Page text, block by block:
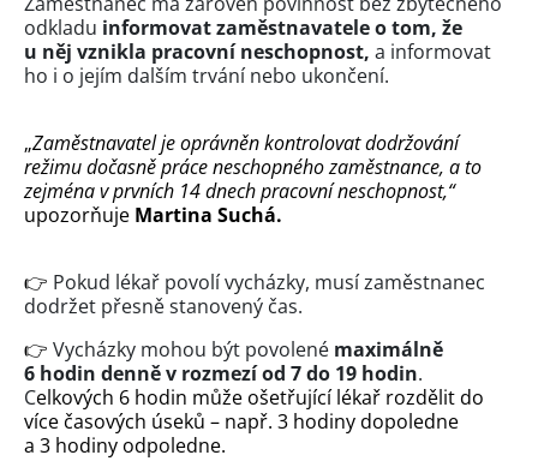
odkladu informovat zaměstnavatele o tom, že
u něj vznikla pracovní neschopnost, a informovat
ho i o jejím dalším trvání nebo ukončení.
„Zaměstnavatel je oprávněn kontrolovat dodržování
režimu dočasně práce neschopného zaměstnance, a to
zejména v prvních 14 dnech pracovní neschopnost,“
upozorňuje Martina Suchá.
👉 Pokud lékař povolí vycházky, musí zaměstnanec
dodržet přesně stanovený čas.
👉 Vycházky mohou být povolené maximálně
6 hodin denně v rozmezí od 7 do 19 hodin.
Celkových 6 hodin může ošetřující lékař rozdělit do
více časových úseků – např. 3 hodiny dopoledne
a 3 hodiny odpoledne.